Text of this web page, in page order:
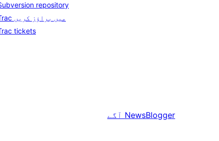
repository
Trac میں براؤز کریں
tickets
آگے NewsBlogger